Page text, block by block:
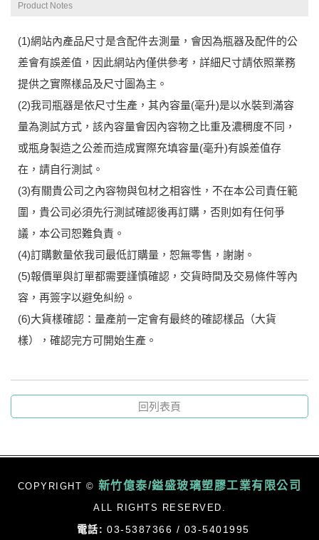
Product Notes
(1)網站內產品尺寸是含配件去測量，會因為瓶器及配件的公
差會有誤差值，因此網站內僅供參考，詳細尺寸請依照業務
提供之實際樣品及尺寸圖為主。
(2)我司瓶器是依尺寸生產，其內容量(毫升)是以水裝到滿容
量為測試方式，該內容量會因內容物之比重及濃稠度不同，
或瓶身製造之公差而造成實際充填容量(毫升)有誤差值存
在，請自行測試。
(3)有關貴公司之內容物與包材之相容性，不在本公司責任範
圍，貴公司必須先行測試確認後再訂購，否則如有任何爭
議，本公司恕難負責。
(4)訂購數量依我司最低訂購量，恕無零售，謝謝。
(5)報價單與訂單都需要謹慎確認，交貨時間及交易條件等內
容，再簽字以避免糾紛。
(6)大貨樣確認：量產前一定會有最終的確認樣品（大貨
樣），確認完方可開始生產。
回列表頁
COPYRIGHT © 新竹億泰/鎰盛玻璃塑膠工業有限公司
ALL RIGHTS RESERVED.
電話: 03-5387366 / 03-5401995